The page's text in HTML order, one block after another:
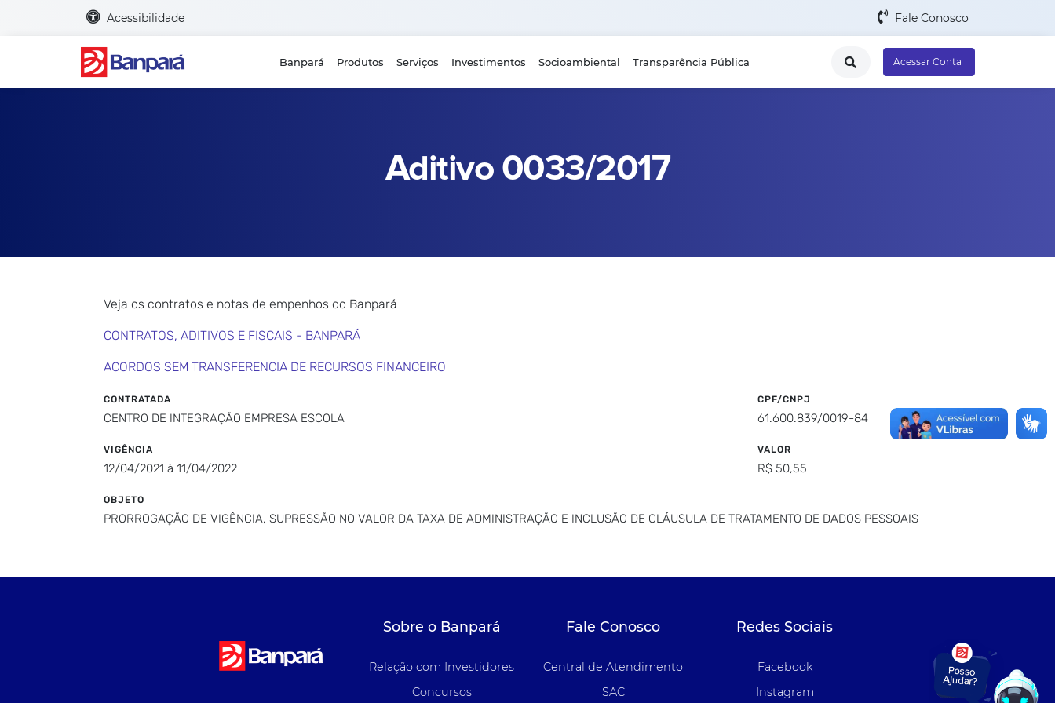
Acessibilidade Fale Conosco
Banpará Produtos Serviços Investimentos Socioambiental Transparência Pública Acessar Conta
Aditivo 0033/2017
Veja os contratos e notas de empenhos do Banpará
CONTRATOS, ADITIVOS E FISCAIS - BANPARÁ
ACORDOS SEM TRANSFERENCIA DE RECURSOS FINANCEIRO
CONTRATADA
CENTRO DE INTEGRAÇÃO EMPRESA ESCOLA
CPF/CNPJ
61.600.839/0019-84
VIGÊNCIA
12/04/2021 à 11/04/2022
VALOR
R$ 50,55
OBJETO
PRORROGAÇÃO DE VIGÊNCIA, SUPRESSÃO NO VALOR DA TAXA DE ADMINISTRAÇÃO E INCLUSÃO DE CLÁUSULA DE TRATAMENTO DE DADOS PESSOAIS
Sobre o Banpará
Relação com Investidores
Concursos
Fale Conosco
Central de Atendimento
SAC
Redes Sociais
Facebook
Instagram